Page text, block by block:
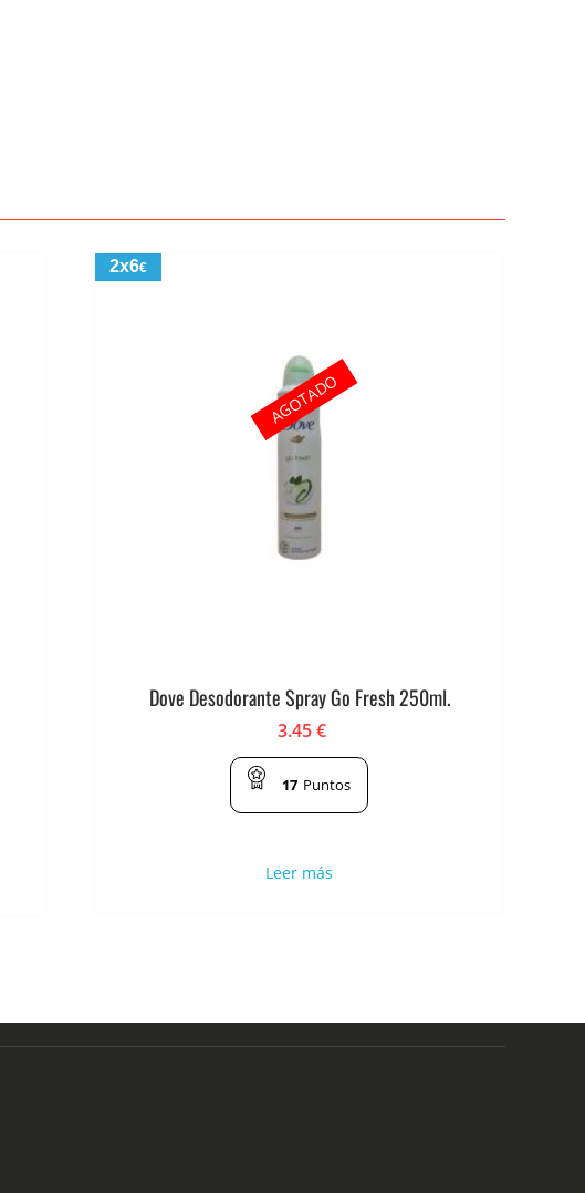
2x6€
Dove Desodorante Spray Go Fresh 250ml.
3.45€
17 Puntos
Leer más
AGOTADO